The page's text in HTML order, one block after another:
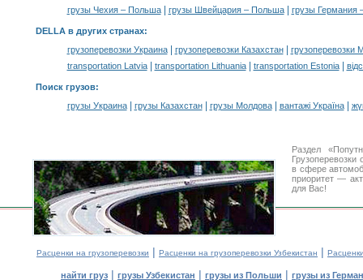
грузы Чехия – Польша| грузы Швейцария – Польша| грузы Германия
DELLA в других странах:
грузоперевозки Украина| грузоперевозки Казахстан|
грузоперевозки
transportation Latvia| transportation Lithuania| transportation Estonia|
Поиск грузов:
грузы Украина| грузы Казахстан| грузы Молдова| вантажі Україна|
Раздел
в сфере
приоритет —
для Вас!
Расценки на грузоперевозки | Расценки на грузоперевозки Узбекистан |
найти груз | грузы Узбекистан | грузы из Польши | грузы из